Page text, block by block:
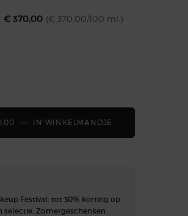
€ 370,00 (€ 370,00/100 ml.)
― IN WINKELMANDJE
Festival: tot 30% korting op
selectie. Zomergeschenken